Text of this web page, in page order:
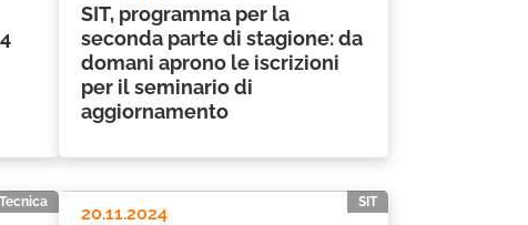
SIT, programma per la
seconda parte di stagione: da
domani aprono le iscrizioni
per il seminario di
aggiornamento
SIT
20.11.2024